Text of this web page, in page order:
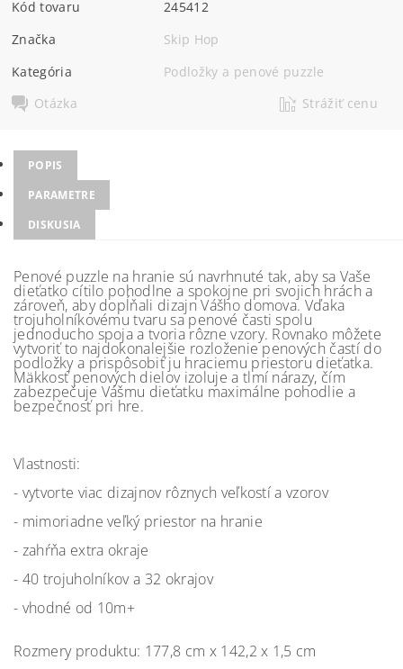
Kód tovaru
245412
Značka
Skip Hop
Kategória
Podložky a penové puzzle
Otázka
Strážiť cenu
POPIS
PARAMETRE
DISKUSIA
Penové puzzle na hranie sú navrhnuté tak, aby sa Vaše
dieťatko cítilo pohodlne a spokojne pri svojich hrách a
zároveň, aby dopĺňali dizajn Vášho domova. Vďaka
trojuholníkovému tvaru sa penové časti spolu
jednoducho spoja a tvoria rôzne vzory. Rovnako môžete
vytvoriť to najdokonalejšie rozloženie penových častí do
podložky a prispôsobiť ju hraciemu priestoru dieťatka.
Mäkkosť penových dielov izoluje a tlmí nárazy, čím
zabezpečuje Vášmu dieťatku maximálne pohodlie a
bezpečnosť pri hre.
Vlastnosti:
- vytvorte viac dizajnov rôznych veľkostí a vzorov
- mimoriadne veľký priestor na hranie
- zahŕňa extra okraje
- 40 trojuholníkov a 32 okrajov
- vhodné od 10m+
Rozmery produktu: 177,8 cm x 142,2 x 1,5 cm